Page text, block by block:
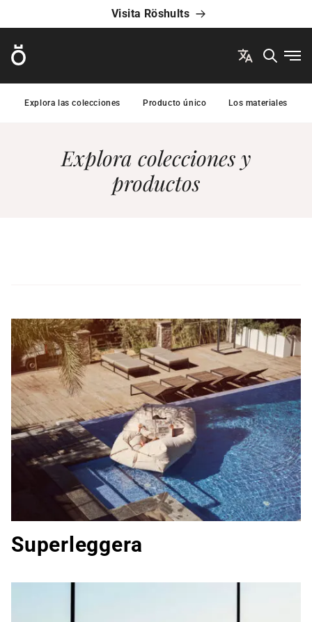
Visita Röshults
Röshults
Explora las colecciones Producto único Los materiales
Explora colecciones y
productos
Superleggera